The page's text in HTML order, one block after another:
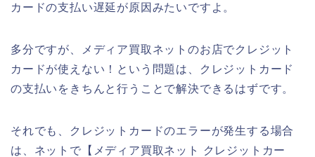
カードの支払い遅延が原因みたいですよ。
多分ですが、メディア買取ネットのお店でクレジット
カードが使えない！という問題は、クレジットカード
の支払いをきちんと行うことで解決できるはずです。
それでも、クレジットカードのエラーが発生する場合
は、ネットで【メディア買取ネット クレジットカー